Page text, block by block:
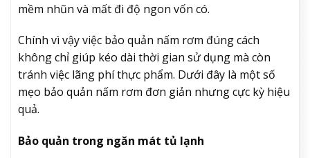
mềm nhũn và mất đi độ ngon vốn có.
Chính vì vậy việc bảo quản nấm rơm đúng cách
không chỉ giúp kéo dài thời gian sử dụng mà còn
tránh việc lãng phí thực phẩm. Dưới đây là một số
mẹo bảo quản nấm rơm đơn giản nhưng cực kỳ hiệu
quả.
Bảo quản trong ngăn mát tủ lạnh